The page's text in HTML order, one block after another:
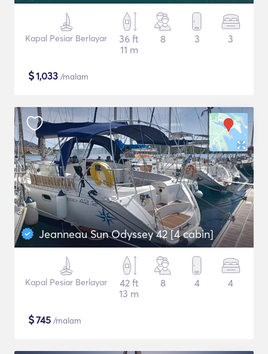
Kapal Pesiar Berlayar
36 ft
11 m
8 3 3
$1,033 /malam
Jeanneau Sun Odyssey 42 [4 cabin]
Kapal Pesiar Berlayar
42 ft
13 m
8 4 4
$745 /malam